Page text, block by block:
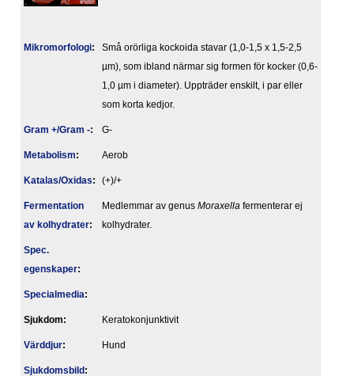
Mikromorfologi:
Små orörliga kockoida stavar (1,0-1,5 x 1,5-2,5
µm), som ibland närmar sig formen för kocker (0,6-
1,0 µm i diameter). Uppträder enskilt, i par eller
som korta kedjor.
Gram +/Gram -: G-
Metabolism: Aerob
Katalas/Oxidas: (+)/+
Fermentation
av kolhydrater:
Medlemmar av genus Moraxella fermenterar ej
kolhydrater.
Spec.
egenskaper:
Specialmedia:
Sjukdom: Keratokonjunktivit
Värddjur: Hund
Sjukdomsbild :